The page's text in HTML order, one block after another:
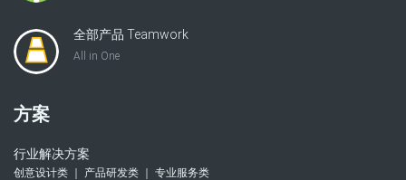
全部产品 Teamwork
All in One
方案
行业解决方案
创意设计类 ｜ 产品研发类 ｜ 专业服务类